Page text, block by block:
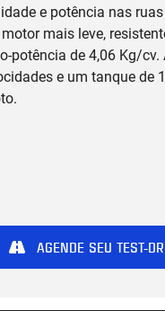
e potência nas
mais leve,
potência de 4,06 Kg/
e um tanque de
AGENDE SEU TEST-